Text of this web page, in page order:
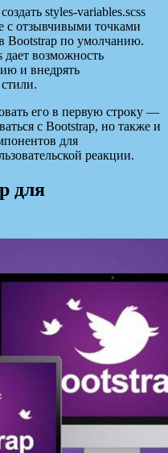
styles-variables.scss
с отзывчивыми точками
Bootstrap по умолчанию.
дает возможность
и внедрять
его в первую строку —
с Bootstrap, но также и
для
реакции.
для